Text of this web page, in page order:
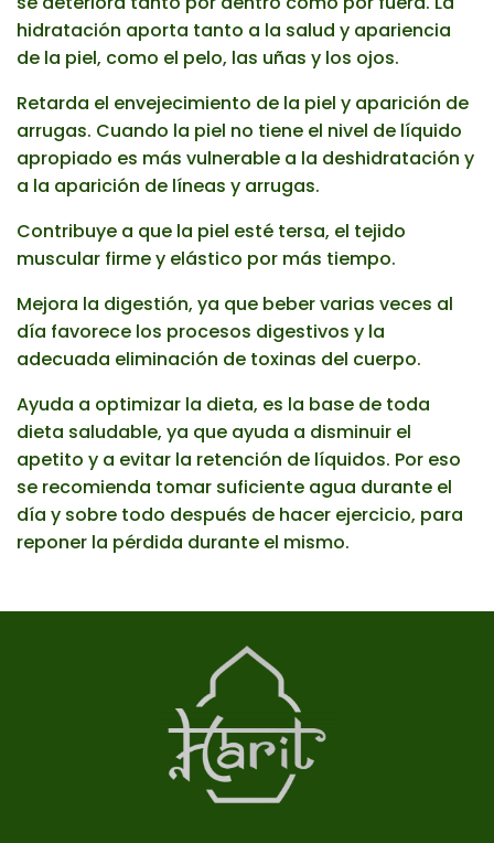
hidratación aporta tanto a la salud y apariencia
de la piel, como el pelo, las uñas y los ojos.
Retarda el envejecimiento de la piel y aparición de
arrugas. Cuando la piel no tiene el nivel de líquido
apropiado es más vulnerable a la deshidratación y
a la aparición de líneas y arrugas.
Contribuye a que la piel esté tersa, el tejido
muscular firme y elástico por más tiempo.
Mejora la digestión, ya que beber varias veces al
día favorece los procesos digestivos y la
adecuada eliminación de toxinas del cuerpo.
Ayuda a optimizar la dieta, es la base de toda
dieta saludable, ya que ayuda a disminuir el
apetito y a evitar la retención de líquidos. Por eso
se recomienda tomar suficiente agua durante el
día y sobre todo después de hacer ejercicio, para
reponer la pérdida durante el mismo.